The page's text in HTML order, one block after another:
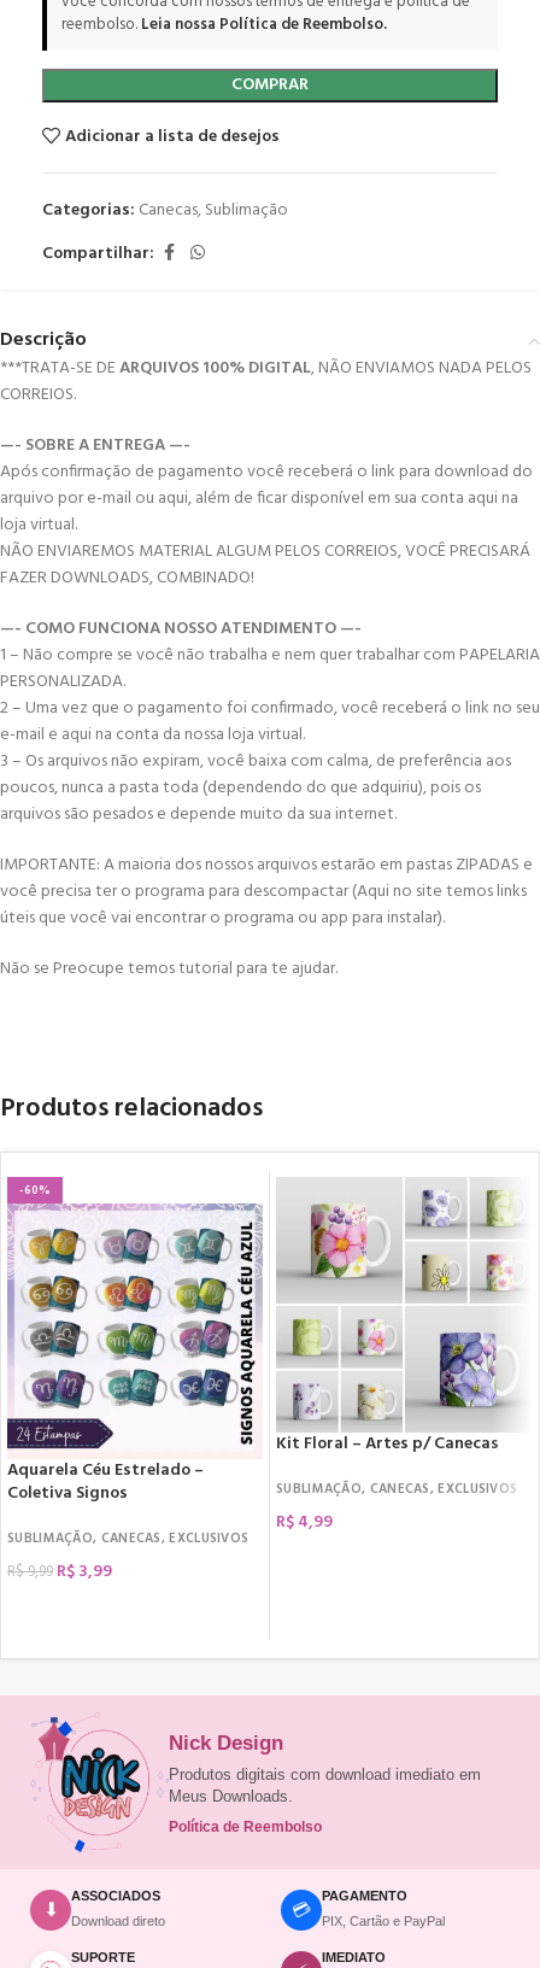
reembolso.Leia nossa Política de Reembolso.
COMPRAR
Adicionar a lista de desejos
Categorias: Canecas,Sublimação
Compartilhar:
Descrição
***TRATA-SE DEARQUIVOS 100% DIGITAL, NÃO ENVIAMOS NADA PELOS
CORREIOS.
—- SOBRE A ENTREGA —-
Após confirmação de pagamento você receberá o link para download do
arquivo por e-mail ou aqui, além de ficar disponível em sua conta aqui na
loja virtual.
NÃO ENVIAREMOS MATERIAL ALGUM PELOS CORREIOS, VOCÊ PRECISARÁ
FAZER DOWNLOADS, COMBINADO!
—- COMO FUNCIONA NOSSO ATENDIMENTO —-
1 – Não compre se você não trabalha e nem quer trabalhar com PAPELARIA
PERSONALIZADA.
2 – Uma vez que o pagamento foi confirmado, você receberá o link no seu
e-mail e aqui na conta da nossa loja virtual.
3 – Os arquivos não expiram, você baixa com calma, de preferência aos
poucos, nunca a pasta toda (dependendo do que adquiriu), pois os
arquivos são pesados e depende muito da sua internet.
IMPORTANTE: A maioria dos nossos arquivos estarão em pastas ZIPADAS e
você precisa ter o programa para descompactar (Aqui no site temos links
úteis que você vai encontrar o programa ou app para instalar).
Não se Preocupe temos tutorial para te ajudar.
Produtos relacionados
-60%
Aquarela Céu Estrelado –
Coletiva Signos
SUBLIMAÇÃO, CANECAS,EXCLUSIVOS
R$9,99 R$3,99
Kit Floral – Artes p/ Canecas
SUBLIMAÇÃO, CANECAS,EXCLUSIVOS
R$4,99
Nick Design
Produtos digitais com download imediato em
Meus Downloads.
Política de Reembolso
⬇
ASSOCIADOS
Download direto
💳
PAGAMENTO
PIX, Cartão e PayPal
SUPORTE IMEDIATO